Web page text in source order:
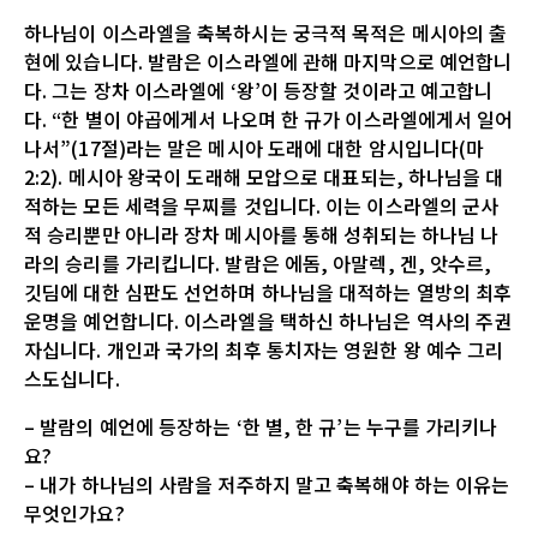
하나님이 이스라엘을 축복하시는 궁극적 목적은 메시아의 출
현에 있습니다. 발람은 이스라엘에 관해 마지막으로 예언합니
다. 그는 장차 이스라엘에 ‘왕’이 등장할 것이라고 예고합니
다. “한 별이 야곱에게서 나오며 한 규가 이스라엘에게서 일어
나서”(17절)라는 말은 메시아 도래에 대한 암시입니다(마
2:2). 메시아 왕국이 도래해 모압으로 대표되는, 하나님을 대
적하는 모든 세력을 무찌를 것입니다. 이는 이스라엘의 군사
적 승리뿐만 아니라 장차 메시아를 통해 성취되는 하나님 나
라의 승리를 가리킵니다. 발람은 에돔, 아말렉, 겐, 앗수르,
깃딤에 대한 심판도 선언하며 하나님을 대적하는 열방의 최후
운명을 예언합니다. 이스라엘을 택하신 하나님은 역사의 주권
자십니다. 개인과 국가의 최후 통치자는 영원한 왕 예수 그리
스도십니다.
– 발람의 예언에 등장하는 ‘한 별, 한 규’는 누구를 가리키나
요?
– 내가 하나님의 사람을 저주하지 말고 축복해야 하는 이유는
무엇인가요?